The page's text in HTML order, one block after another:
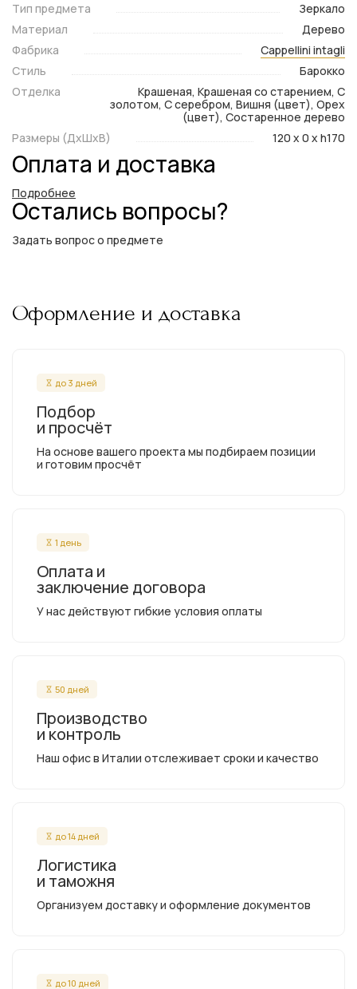
Тип предмета
Зеркало
Материал
Дерево
Фабрика
Cappellini intagli
Стиль
Барокко
Отделка
Крашеная, Крашеная со старением, С
золотом, С серебром, Вишня (цвет), Орех
(цвет), Состаренное дерево
Размеры (ДxШxВ)
120 x 0 x h170
Оплата и доставка
Подробнее
Остались вопросы?
Задать вопрос о предмете
Оформление и доставка
до 3 дней
Подбор
и просчёт
На основе вашего проекта мы подбираем позиции
и готовим просчёт
1 день
Оплата и
заключение договора
У нас действуют гибкие условия оплаты
50 дней
Производство
и контроль
Наш офис в Италии отслеживает сроки и качество
до 14 дней
Логистика
и таможня
Организуем доставку и оформление документов
до 10 дней